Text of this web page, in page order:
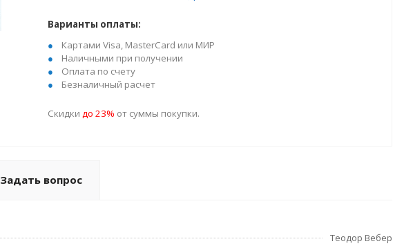
Варианты оплаты:
Картами Visa, MasterCard или МИР
Наличными при получении
Оплата по счету
Безналичный расчет
Скидки до 23% от суммы покупки.
Задать вопрос
Теодор Вебер